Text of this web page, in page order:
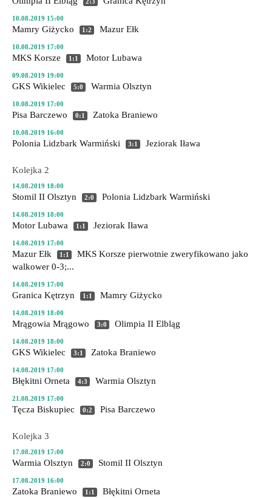
10.08.2019 15:00
Mamry Giżycko 1:2 Mazur Ełk
10.08.2019 17:00
MKS Korsze 1:1 Motor Lubawa
09.08.2019 19:00
GKS Wikielec 5:0 Warmia Olsztyn
10.08.2019 17:00
Pisa Barczewo 0:1 Zatoka Braniewo
10.08.2019 16:00
Polonia Lidzbark Warmiński 3:1 Jeziorak Iława
Kolejka 2
14.08.2019 18:00
Stomil II Olsztyn 2:0 Polonia Lidzbark Warmiński
14.08.2019 18:00
Motor Lubawa 1:1 Jeziorak Iława
14.08.2019 17:00
Mazur Ełk 1:1 MKS Korsze pierwotnie zweryfikowano jako
walkower 0-3;...
14.08.2019 17:00
Granica Kętrzyn 1:1 Mamry Giżycko
14.08.2019 18:00
Mrągowia Mrągowo 3:0 Olimpia II Elbląg
14.08.2019 18:00
GKS Wikielec 3:1 Zatoka Braniewo
14.08.2019 17:00
Błękitni Orneta 4:3 Warmia Olsztyn
21.08.2019 17:00
Tęcza Biskupiec 0:2 Pisa Barczewo
Kolejka 3
17.08.2019 17:00
Warmia Olsztyn 2:0 Stomil II Olsztyn
17.08.2019 16:00
Zatoka Braniewo 1:1 Błękitni Orneta